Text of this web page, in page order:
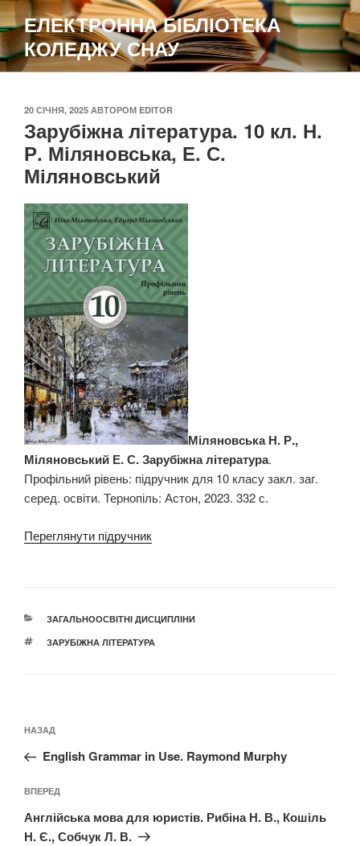
Перейти
до
вмісту
ЕЛЕКТРОННА БІБЛІОТЕКА
КОЛЕДЖУ СНАУ
ОПУБЛІКОВАНО
20 СІЧНЯ, 2025 АВТОРОМ EDITOR
Зарубіжна література. 10 кл. Н.
Р. Міляновська, Е. С.
Міляновський
Міляновська Н. Р.,
Міляновський Е. С. Зарубіжна література.
Профільний рівень: підручник для 10 класу закл. заг.
серед. освіти. Тернопіль: Астон, 2023. 332 с.
Переглянути підручник
КАТЕГОРІЇ
ЗАГАЛЬНООСВІТНІ ДИСЦИПЛІНИ
ПОЗНАЧКИ
ЗАРУБІЖНА ЛІТЕРАТУРА
записів
Попередній
запис:
НАЗАД
English Grammar in Use. Raymond Murphy
Наступний
запис
ВПЕРЕД
Англійська мова для юристів. Рибіна Н. В., Кошіль
Н. Є., Собчук Л. В.